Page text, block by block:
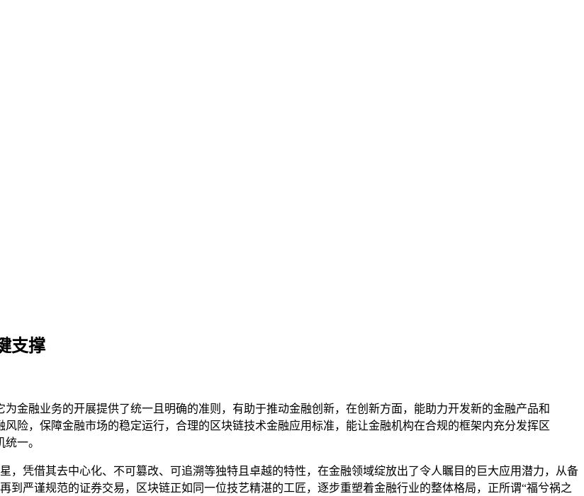
支撑
金融业务的开展提供了统一且明确的准则，有助于推动金融创新，在创新方面，能助力开发新的金融产品和
险，保障金融市场的稳定运行，合理的区块链技术金融应用标准，能让金融机构在合规的框架内充分发挥区
一。
，凭借其去中心化、不可篡改、可追溯等独特且卓越的特性，在金融领域绽放出了令人瞩目的巨大应用潜力，从备
严谨规范的证券交易，区块链正如同一位技艺精湛的工匠，逐步重塑着金融行业的整体格局，正所谓“福兮祸之